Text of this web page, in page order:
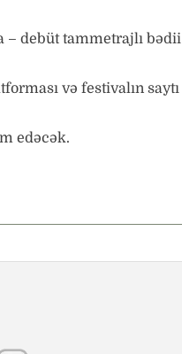
– debüt tammetrajlı
və festivalın
edəcək.